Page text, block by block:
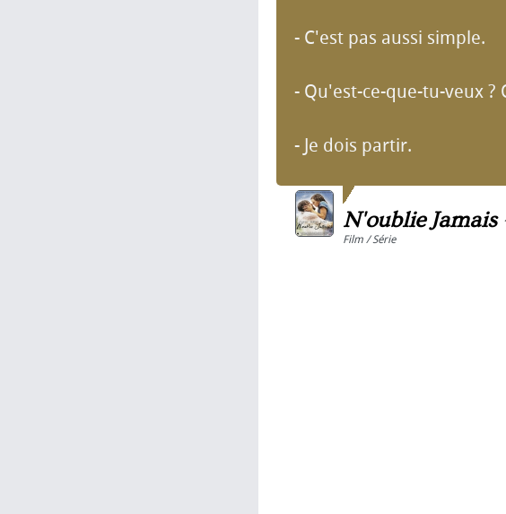
- C'est pas aussi simple.
- Qu'est-ce-que-tu-veux
- Je dois partir.
N'oublie Jamais
Film / Série